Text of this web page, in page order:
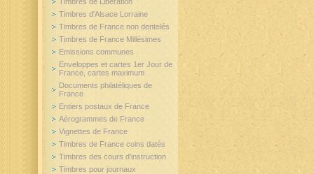
Timbres d'Alsace Lorraine
Timbres de France non dentelés
Timbres de France Millésimes
Emissions communes
Enveloppes et cartes 1er Jour de
France, cartes maximum
Documents philatéliques de
France
Entiers postaux de France
Aérogrammes de France
Vignettes de France
Timbres de France coins datés
Timbres des cours d'instruction
Timbres pour journaux